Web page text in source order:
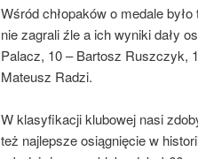
Wśród chłopaków o medale
nie zagrali źle a ich wyniki dały
Palacz, 10 – Bartosz Ruszczyk,
Mateusz Radzi.
W klasyfikacji klubowej nasi
też najlepsze osiągnięcie w